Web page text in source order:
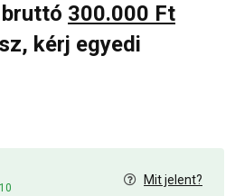
300.000 Ft
kérj egyedi
Mit jelent?